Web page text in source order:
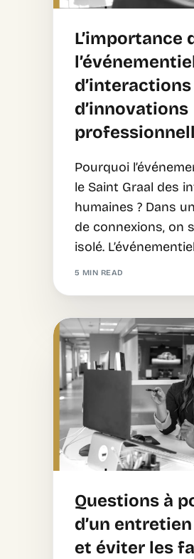
L’importance
d’innovations
Pourquoi
le Saint Graal des
humaines ? Dans
de connexions, on
isolé.
5 MIN READ
Questions à
d’un
et éviter les